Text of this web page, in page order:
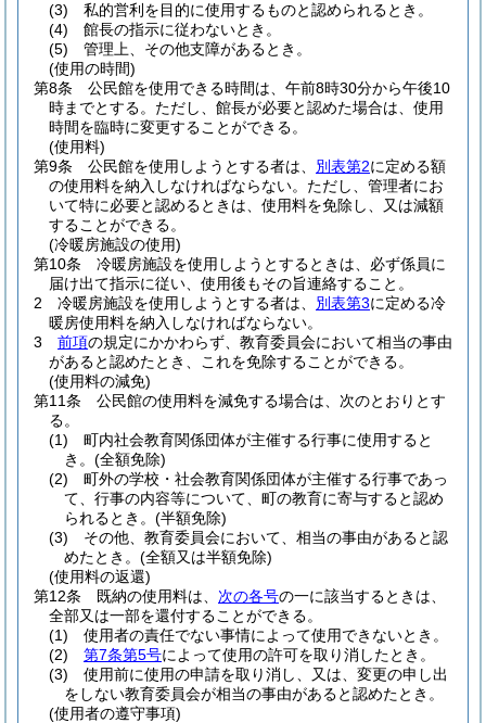
(3)
私的営利を目的に使用するものと認められるとき。
(4)
館長の指示に従わないとき。
(5)
管理上、その他支障があるとき。
(使用の時間)
第8条
公民館を使用できる時間は、午前8時30分から午後10
時までとする。 ただし、館長が必要と認めた場合は、使用
時間を臨時に変更することができる。
(使用料)
第9条
公民館を使用しようとする者は、 別表第2に定める額
の使用料を納入しなければならない。 ただし、管理者にお
いて特に必要と認めるときは、使用料を免除し、又は減額
することができる。
(冷暖房施設の使用)
第10条
冷暖房施設を使用しようとするときは、必ず係員に
届け出て指示に従い、使用後もその旨連絡すること。
2
冷暖房施設を使用しようとする者は、 別表第3に定める冷
暖房使用料を納入しなければならない。
3
前項の規定にかかわらず、教育委員会において相当の事由
があると認めたとき、これを免除することができる。
(使用料の減免)
第11条
公民館の使用料を減免する場合は、次のとおりとす
る。
(1)
町内社会教育関係団体が主催する行事に使用すると
き。 (全額免除)
(2)
町外の学校・社会教育関係団体が主催する行事であっ
て、行事の内容等について、町の教育に寄与すると認め
られるとき。 (半額免除)
(3)
その他、教育委員会において、相当の事由があると認
めたとき。 (全額又は半額免除)
(使用料の返還)
第12条
既納の使用料は、 次の各号の一に該当するときは、
全部又は一部を還付することができる。
(1)
使用者の責任でない事情によって使用できないとき。
(2)
第7条第5号によって使用の許可を取り消したとき。
(3)
使用前に使用の申請を取り消し、又は、変更の申し出
をしない教育委員会が相当の事由があると認めたとき。
(使用者の遵守事項)